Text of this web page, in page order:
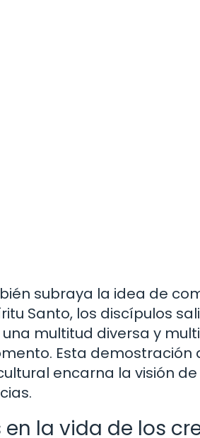
subraya la idea de
Santo, los discípulos
multitud diversa y
Esta demostración
encarna la visión
la vida de los